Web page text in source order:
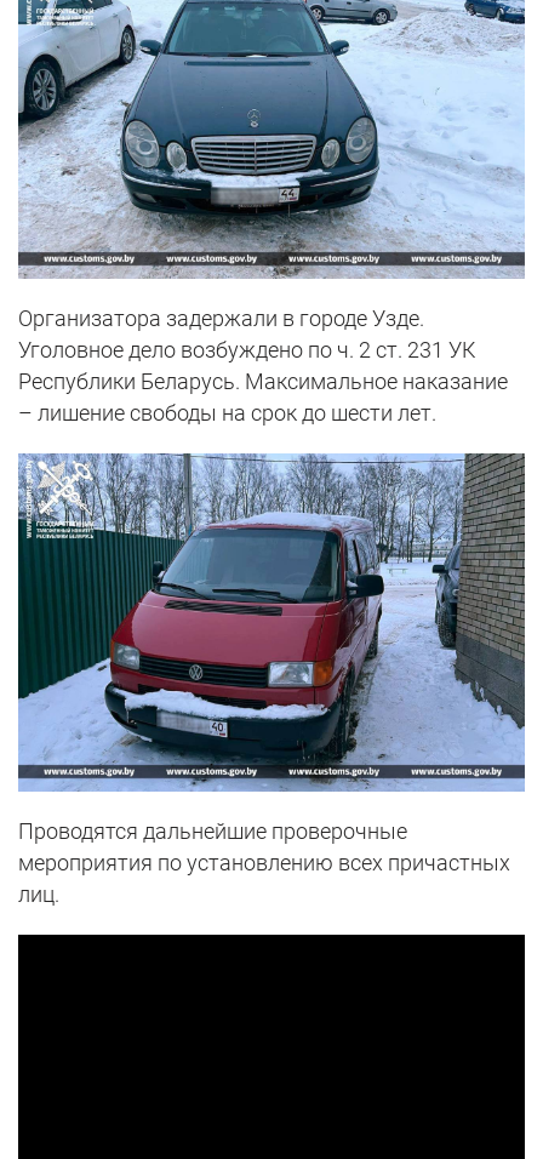
Организатора задержали в городе Узде.
Уголовное дело возбуждено по ч. 2 ст. 231 УК
Республики Беларусь. Максимальное наказание
– лишение свободы на срок до шести лет.
Проводятся дальнейшие проверочные
мероприятия по установлению всех причастных
лиц.